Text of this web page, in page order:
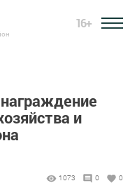
16+
и
1073 0 0